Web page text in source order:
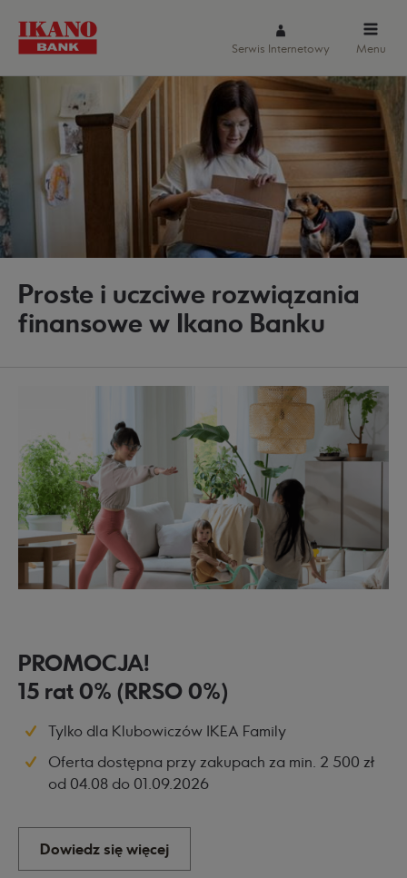
Menu
Serwis Internetowy
Proste i uczciwe rozwiązania
finansowe w Ikano Banku
PROMOCJA!
15 rat 0% (RRSO 0%)
Tylko dla Klubowiczów IKEA Family
Oferta dostępna przy zakupach za min. 2 500 zł
od 04.08 do 01.09.2026
Dowiedz się więcej